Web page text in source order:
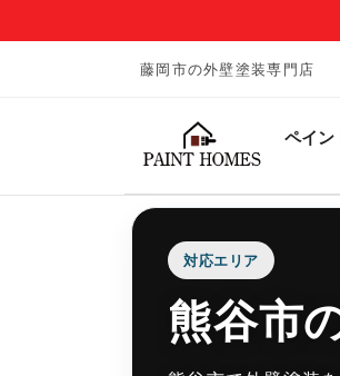
藤岡市の外壁塗装専門店
ペイン
対応エリア
熊谷市